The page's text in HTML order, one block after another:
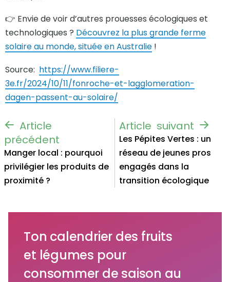
👉 Envie de voir d’autres prouesses écologiques et
technologiques ? Découvrez la plus grande ferme
solaire au monde, située en Australie !
Source: https://www.filiere-
3e.fr/2024/10/11/fonroche-et-lagglomeration-
dagen-passent-au-solaire/
Manger local : pourquoi
privilégier les produits de
proximité ?
Les Pépites Vertes : un
réseau de jeunes pros
engagés dans la
transition écologique
Ton calendrier des fruits
et légumes pour
consommer de saison au